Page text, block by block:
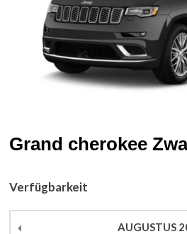
Grand cherokee
Verfügbarkeit
AUGUSTUS